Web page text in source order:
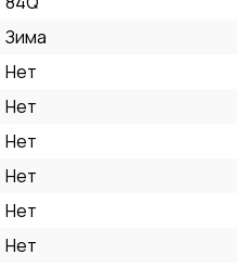
Зима
Нет
Нет
Нет
Нет
Нет
Нет